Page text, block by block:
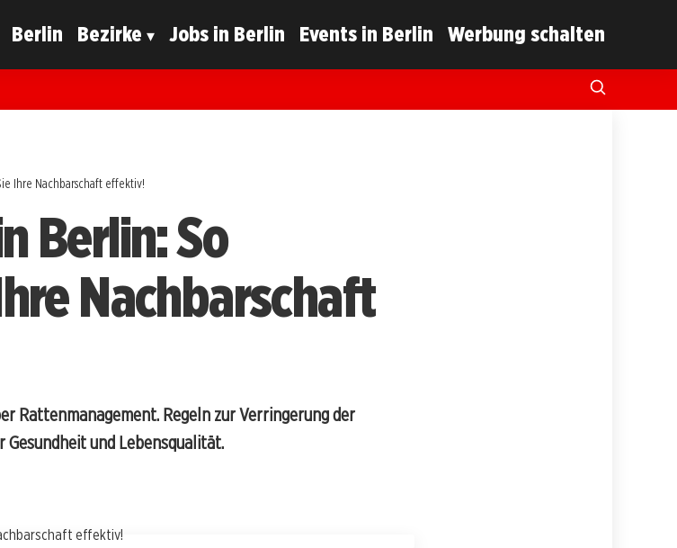
Berlin Bezirke Jobs in Berlin Events in Berlin Werbung schalten
Ihre Nachbarschaft effektiv!
Berlin: So
Nachbarschaft
Rattenmanagement. Regeln zur Verringerung der
und Lebensqualität.